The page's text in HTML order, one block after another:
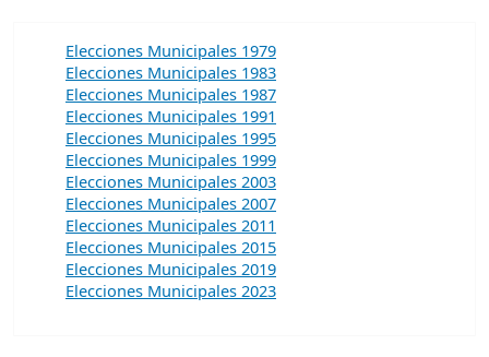
Elecciones Municipales 1979
Elecciones Municipales 1983
Elecciones Municipales 1987
Elecciones Municipales 1991
Elecciones Municipales 1995
Elecciones Municipales 1999
Elecciones Municipales 2003
Elecciones Municipales 2007
Elecciones Municipales 2011
Elecciones Municipales 2015
Elecciones Municipales 2019
Elecciones Municipales 2023